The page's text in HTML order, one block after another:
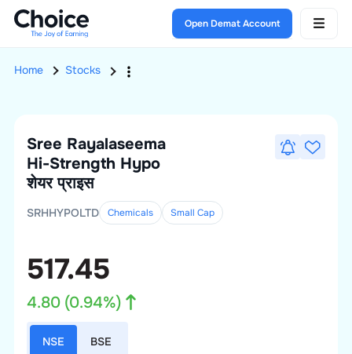
Open Demat Account
Home Stocks
Sree Rayalaseema
Hi-Strength Hypo
शेयर प्राइस
SRHHYPOLTD Chemicals Small Cap
517.45
4.80(0.94%)
NSE BSE